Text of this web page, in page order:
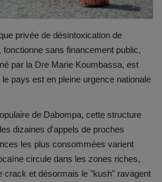
privée de désintoxication de
sans financement public,
par la Dre Marie Koumbassa, est
pays est en pleine urgence nationale
de Dabompa, cette structure
dizaines d'appels de proches
les plus consommées varient
circule dans les zones riches,
crack et désormais le "kush" ravagent